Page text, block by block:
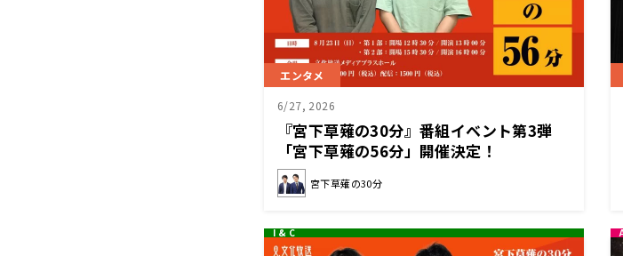
エンタメ
6/27, 2026
『宮下草薙の30分』番組イベント第3弾
「宮下草薙の56分」開催決定！
宮下草薙の30分